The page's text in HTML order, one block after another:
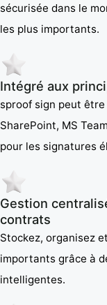
sécurisée dans le
les plus importants.
Intégré aux
sproof sign peut
SharePoint, MS
pour les signatures
Gestion
contrats
Stockez, organisez
importants grâce à
intelligentes.